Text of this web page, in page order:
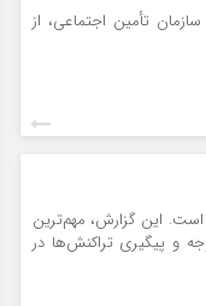
تأمین اجتماعی، از
است. این گزارش، مهم‌ترین
و پیگیری تراکنش‌ها در